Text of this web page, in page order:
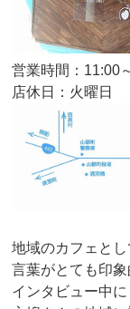
営業時間：11:00
店休日：火曜日
地域のカフェと
言葉がとても印象
インタビュー中